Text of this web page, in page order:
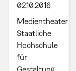
02.10.2016
Medientheater
Staatliche
Hochschule
für
Gestaltung